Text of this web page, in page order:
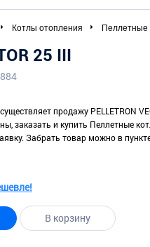
Котлы отопления Пеллетные
25 III
продажу PELLETRON
заказать и купить Пеллетные
Забрать товар можно в
В корзину